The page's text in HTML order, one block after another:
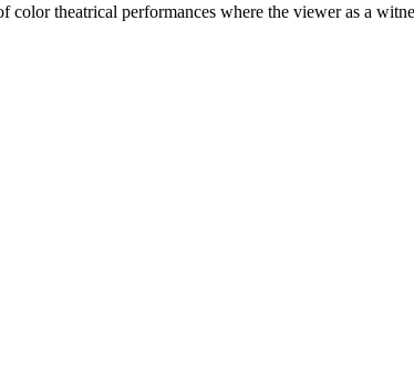
theatrical performances where the viewer as a